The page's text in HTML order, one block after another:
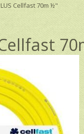
Cellfast 70m ½"